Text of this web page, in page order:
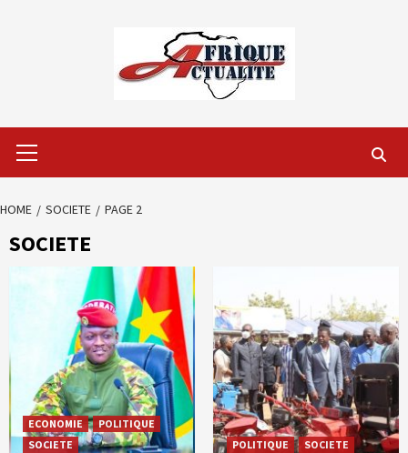
Menu
HOME SOCIETE PAGE 2
SOCIETE
ECONOMIE
POLITIQUE
SOCIETE
POLITIQUE SOCIETE